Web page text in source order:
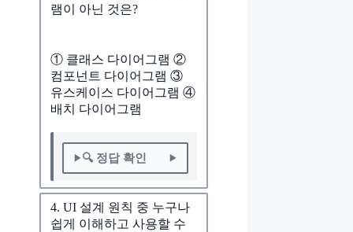
램이 아닌 것은?
① 클래스 다이어그램 ②
컴포넌트 다이어그램 ③
유스케이스 다이어그램 ④
배치 다이어그램
🔍 정답 확인
4. UI 설계 원칙 중 누구나
쉽게 이해하고 사용할 수